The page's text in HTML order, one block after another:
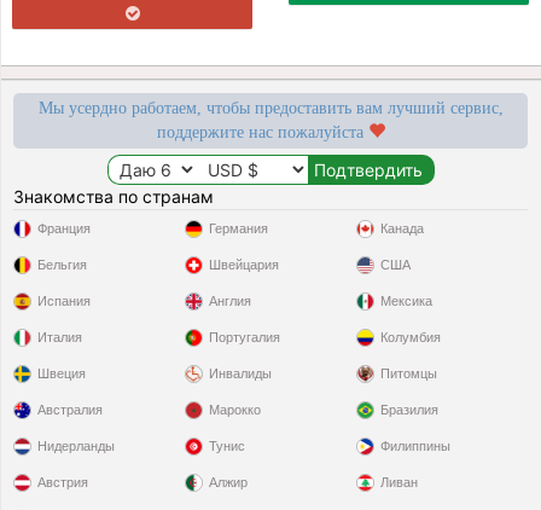
Мы усердно работаем, чтобы предоставить вам лучший сервис,
поддержите нас пожалуйста
Знакомства по странам
Франция
Бельгия
Испания
Италия
Швеция
Германия
Швейцария
Англия
Португалия
Инвалиды
Канада
США
Мексика
Колумбия
Питомцы
Австралия
Нидерланды
Австрия
Марокко
Тунис
Алжир
Бразилия
Филиппины
Ливан